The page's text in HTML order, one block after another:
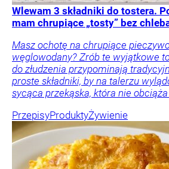
Wlewam 3 składniki do tostera.
mam chrupiące „tosty” bez
Masz ochotę na chrupiące
węglowodany? Zrób te wyjątkowe
do złudzenia przypominają
proste składniki, by na talerzu
sycąca przekąska, która nie obciąża
PrzepisyProduktyŻywienie